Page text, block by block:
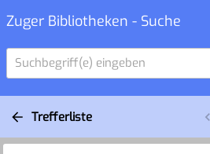
Zuger Bibliotheken - Suche
Suchbegriff(e) eingeben
Trefferliste